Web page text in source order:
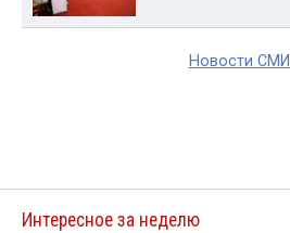
Новости
Интересное за неделю